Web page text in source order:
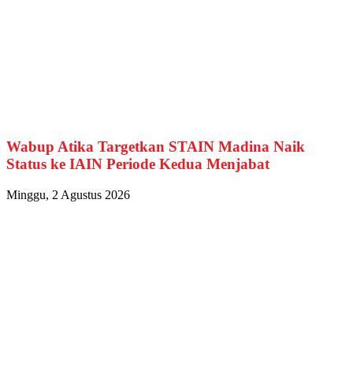
Wabup Atika Targetkan STAIN Madina Naik
Status ke IAIN Periode Kedua Menjabat
Minggu, 2 Agustus 2026